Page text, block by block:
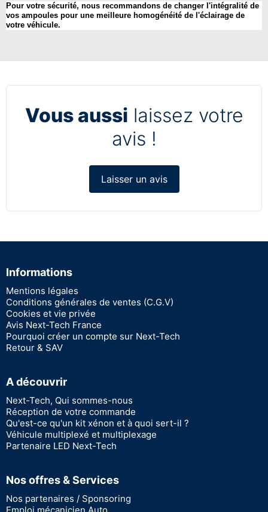
Pour votre sécurité, nous recommandons de changer l'intégralité de
vos ampoules pour une meilleure homogénéité de l'éclairage de
votre véhicule.
Vous aussi laissez votre
avis !
Laisser un avis
Informations
Mentions légales
Conditions générales de ventes (C.G.V)
Cookies et vie privée
Avis Next-Tech France
Pourquoi créer un compte sur Next-Tech
Retour & SAV
A découvrir
Next-Tech, Qui sommes-nous
Réception de votre commande
Qu'est-ce qu'un kit xénon et à quoi sert-il ?
Véhicule multiplexé et multiplexage
Partenaire LED Next-Tech
Nos offres & Services
Nos partenaires / Sponsoring